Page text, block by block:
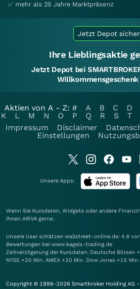
✅ mehr als 25 Jahre Marktpräsenz
Jetzt Depot
Ihre Lieblingsaktie
Jetzt Depot bei
Aktien von A - Z: # A B C D
K
L M N O P Q R S T
Impressum
Disclaimer
Einstellungen
Unsere Apps:
Wenn Sie Kursdaten, Widgets oder andere
Ihnen ARIVA gerne.
Unsere User schätzen wallstreet-online.de: 4.8
Bewertungen bei www.kagels-trading.de
Zeitverzögerung der Kursdaten: Deutsche Börsen
NYSE +20 Min. AMEX +20 Min. Dow Jones +15
Copyright © 1998-2026 Smartbroker Holding AG